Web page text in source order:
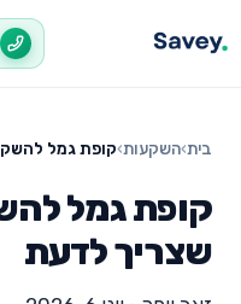
בית›השקעות›קופת גמל
קופת גמל
שצריך לדעת